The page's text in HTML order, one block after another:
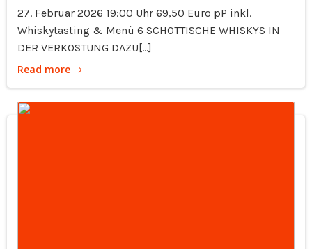
27. Februar 2026 19:00 Uhr 69,50 Euro pP inkl.
Whiskytasting & Menü 6 SCHOTTISCHE WHISKYS IN
DER VERKOSTUNG DAZU[…]
Read more